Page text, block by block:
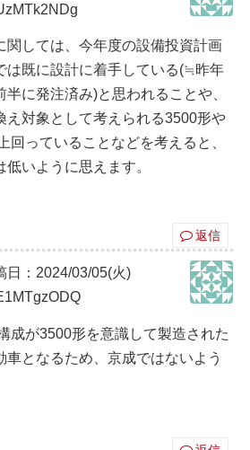
関しては、今年度の設備投資計画
は既に設計に着手している(≒昨年
半に発注済み)と思われることや、
え対象として考えられる3500形や
回っていることなどを考えると、
いように思えます。
返信
日：2024/03/05(火)
成が3500形を意識して製造された
車となるため、京成ではないよう